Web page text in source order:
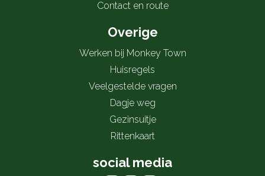
Contact en route
Overige
Werken bij Monkey Town
Huisregels
Veelgestelde vragen
Dagje weg
Gezinsuitje
Rittenkaart
social media